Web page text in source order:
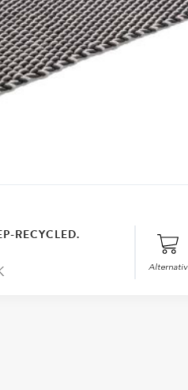
RECYCLED.
Alternativ